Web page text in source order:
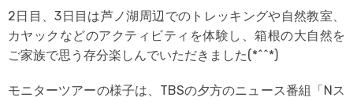
2日目、3日目は芦ノ湖周辺でのトレッキングや自然教室、
カヤックなどのアクティビティを体験し、箱根の大自然を
ご家族で思う存分楽しんでいただきました(*^^*)
モニターツアーの様子は、TBSの夕方のニュース番組「Nス